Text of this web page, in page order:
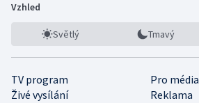
Vzhled
Světlý Tmavý
TV program
Pro média
Živé vysílání
Reklama